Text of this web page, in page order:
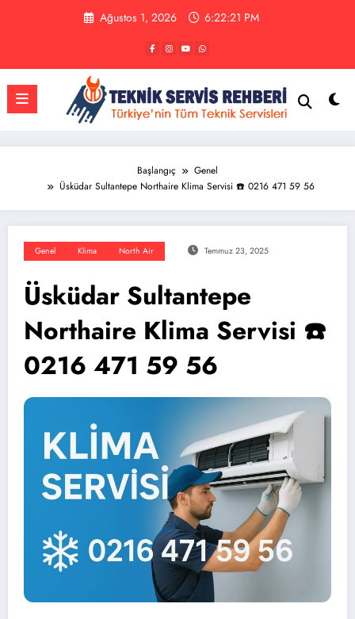
Ağustos 1, 2026 6:22:22 PM
Başlangıç
Genel
Üsküdar Sultantepe Northaire Klima Servisi ☎️ 0216 471 59 56
Genel Klima North Air Temmuz 23, 2025
Üsküdar Sultantepe
Northaire Klima Servisi ☎️
0216 471 59 56